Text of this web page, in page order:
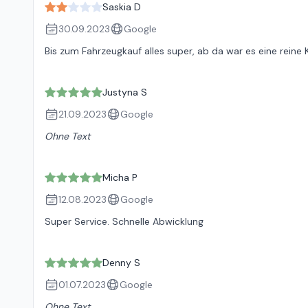
Saskia D
30.09.2023
Google
Bis zum Fahrzeugkauf alles super, ab da war es eine reine
Justyna S
21.09.2023
Google
Ohne Text
Micha P
12.08.2023
Google
Super Service. Schnelle Abwicklung
Denny S
01.07.2023
Google